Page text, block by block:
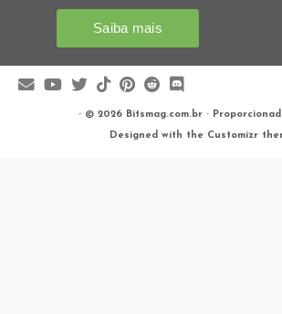
· © 2026 Bitsmag.com.br·
Designed with the Customizr